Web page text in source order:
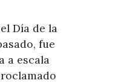
Día de la
fue
a escala